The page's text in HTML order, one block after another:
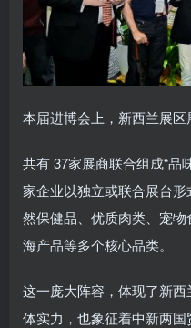
本届进博会上，新西兰展
共有 37家展商联合组成“品
家企业以独立或联合展台
然保健品、优质肉类、宠
海产品等多个核心品类。
这一庞大阵容，体现了新
体实力，也象征着中新两